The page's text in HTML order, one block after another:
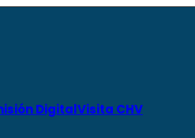
DigitalVisita CHV